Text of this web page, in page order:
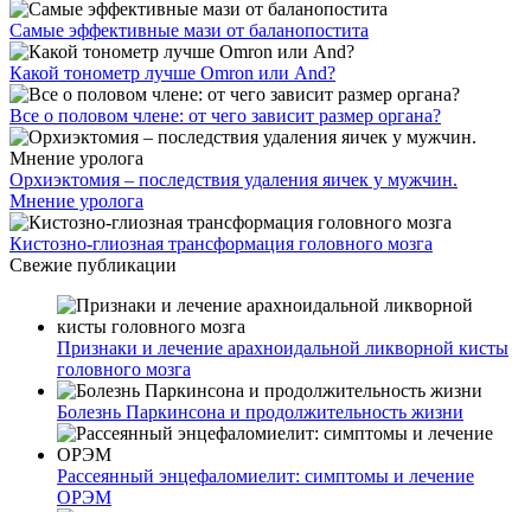
Самые эффективные мази от баланопостита
Какой тонометр лучше Omron или And?
Все о половом члене: от чего зависит размер органа?
Орхиэктомия – последствия удаления яичек у мужчин.
Мнение уролога
Кистозно-глиозная трансформация головного мозга
Свежие публикации
Признаки и лечение арахноидальной ликворной кисты
головного мозга
Болезнь Паркинсона и продолжительность жизни
Рассеянный энцефаломиелит: симптомы и лечение
ОРЭМ